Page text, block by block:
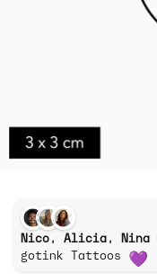
Nico, Alicia, Nina
gotink Tattoos